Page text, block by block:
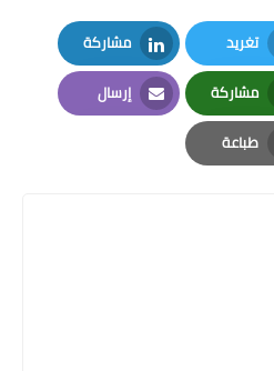
تغريد
Twitter
مشاركة
LinkedIn
مشاركة
Whatsapp
إرسال
Email
طباعة
Print